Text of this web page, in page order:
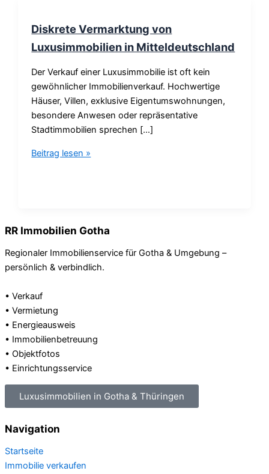
Diskrete Vermarktung von
Luxusimmobilien in Mitteldeutschland
Der Verkauf einer Luxusimmobilie ist oft kein
gewöhnlicher Immobilienverkauf. Hochwertige
Häuser, Villen, exklusive Eigentumswohnungen,
besondere Anwesen oder repräsentative
Stadtimmobilien sprechen […]
Beitrag lesen »
RR Immobilien Gotha
Regionaler Immobilienservice für Gotha & Umgebung –
persönlich & verbindlich.
• Verkauf
• Vermietung
• Energieausweis
• Immobilienbetreuung
• Objektfotos
• Einrichtungsservice
Luxusimmobilien in Gotha & Thüringen
Navigation
Startseite
Immobilie verkaufen